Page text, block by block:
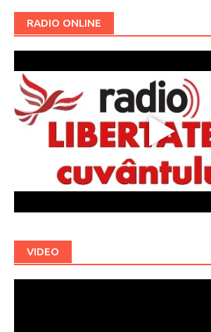
RADIO ONLINE
VIDEO